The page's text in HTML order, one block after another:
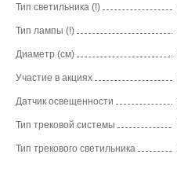
Тип светильника (!)
Тип лампы (!)
Диаметр (см)
Участие в акциях
Датчик освещенности
Тип трековой системы
Тип трекового светильника